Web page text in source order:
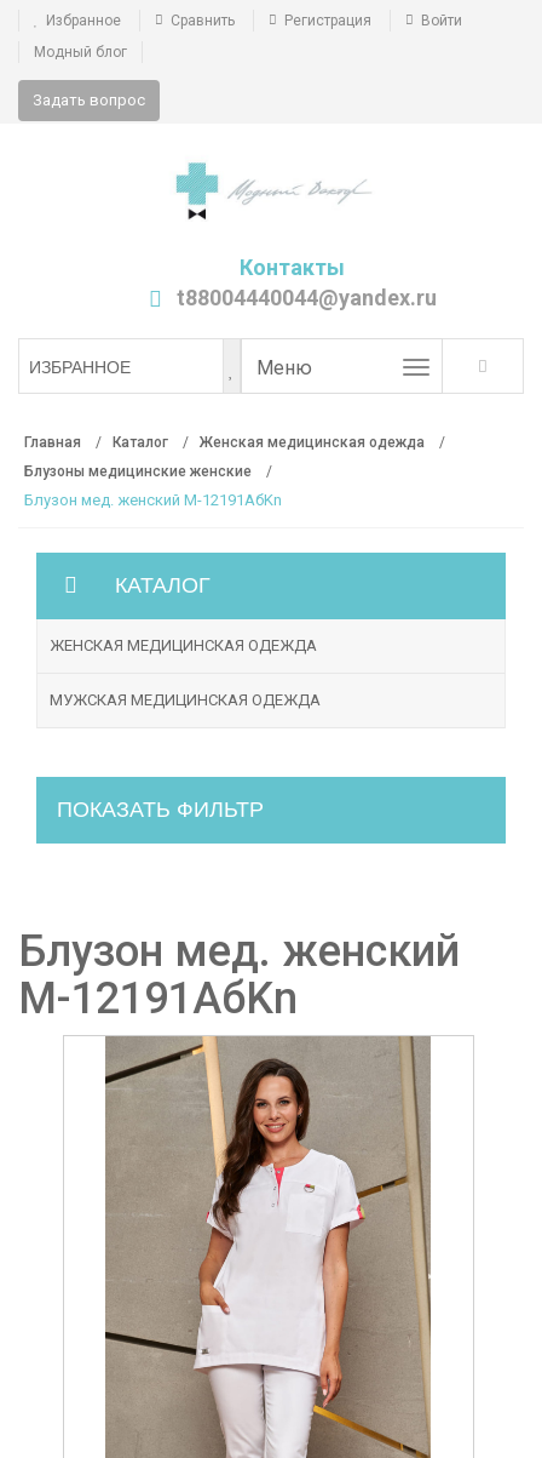
Избранное Сравнить Регистрация
Войти
Модный блог
Задать вопрос
Контакты
t88004440044@yandex.ru
ИЗБРАННОЕ Меню
Главная Каталог
Женская медицинская одежда
Блузоны медицинские женские
Блузон мед. женский М-12191АбKn
КАТАЛОГ
ЖЕНСКАЯ МЕДИЦИНСКАЯ ОДЕЖДА
МУЖСКАЯ МЕДИЦИНСКАЯ ОДЕЖДА
ПОКАЗАТЬ ФИЛЬТР
Блузон мед. женский
М-12191АбKn